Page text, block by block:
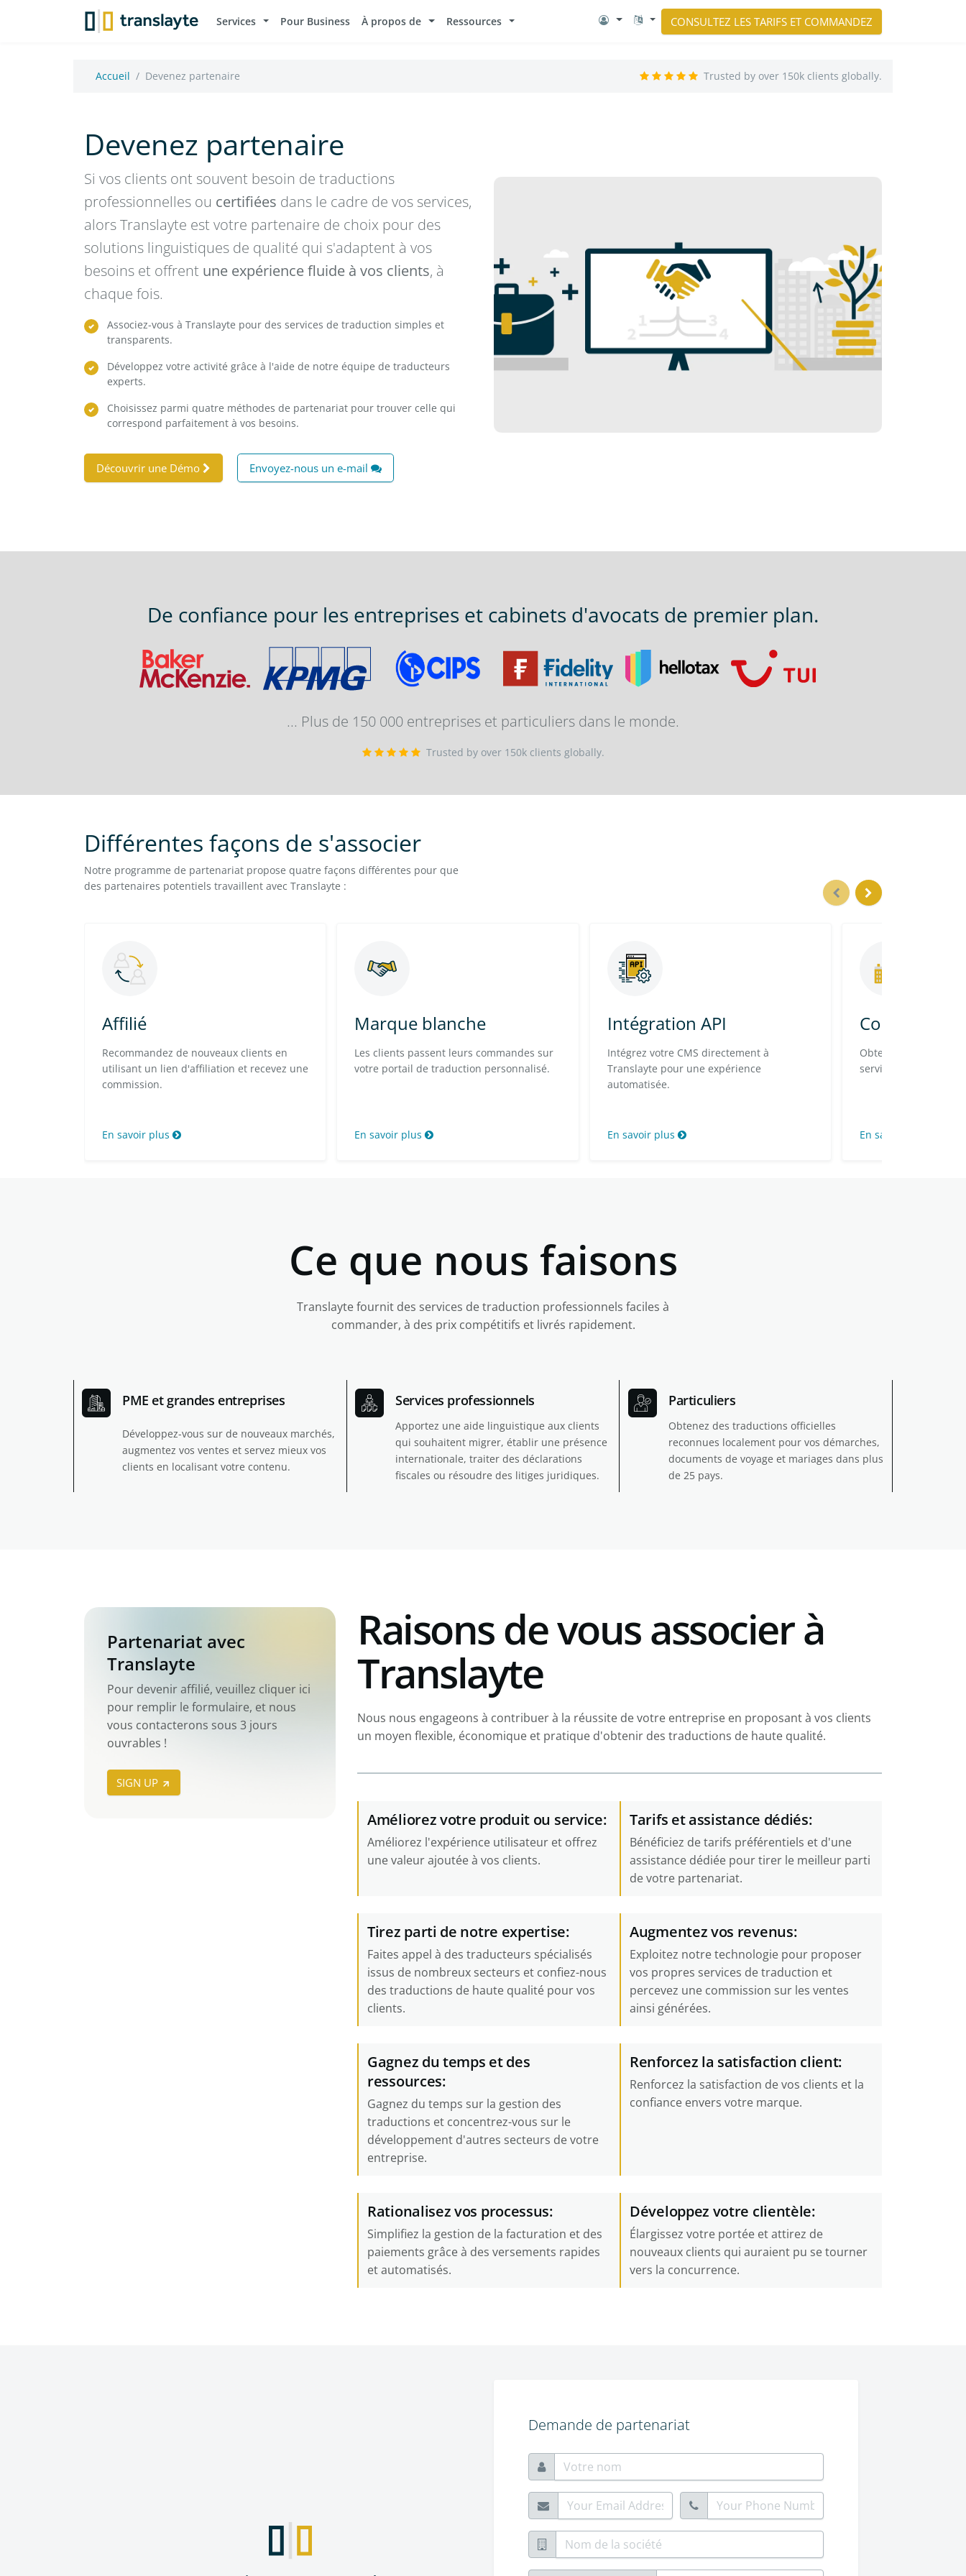
Services Pour Business À propos de Ressources CONSULTEZ LES TARIFS ET COMMANDEZ
Accueil Devenez partenaire Trusted by over 150k clients globally.
Devenez partenaire
Si vos clients ont souvent besoin de traductions
professionnelles ou certifiées dans le cadre de vos services,
alors Translayte est votre partenaire de choix pour des
solutions linguistiques de qualité qui s'adaptent à vos
besoins et offrent une expérience fluide à vos clients, à
chaque fois.
Associez-vous à Translayte pour des services de traduction simples et
transparents.
Développez votre activité grâce à l'aide de notre équipe de traducteurs
experts.
Choisissez parmi quatre méthodes de partenariat pour trouver celle qui
correspond parfaitement à vos besoins.
Découvrir une Démo Envoyez-nous un e-mail
De confiance pour les entreprises et cabinets d'avocats de premier plan.
... Plus de 150 000 entreprises et particuliers dans le monde.
Trusted by over 150k clients globally.
Différentes façons de s'associer
Notre programme de partenariat propose quatre façons différentes pour que
des partenaires potentiels travaillent avec Translayte :
Affilié
Recommandez de nouveaux clients en
utilisant un lien d'affiliation et recevez une
commission.
En savoir plus
Marque blanche
Les clients passent leurs commandes sur
votre portail de traduction personnalisé.
En savoir plus
Intégration API
Intégrez votre CMS directement à
Translayte pour une expérience
automatisée.
En savoir plus
Compte
Obtenez des tarifs
services de
En savoir plus
Ce que nous faisons
Translayte fournit des services de traduction professionnels faciles à
commander, à des prix compétitifs et livrés rapidement.
PME et grandes entreprises
Développez-vous sur de nouveaux marchés,
augmentez vos ventes et servez mieux vos
clients en localisant votre contenu.
Services professionnels
Apportez une aide linguistique aux clients
qui souhaitent migrer, établir une présence
internationale, traiter des déclarations
fiscales ou résoudre des litiges juridiques.
Particuliers
Obtenez des traductions officielles
reconnues localement pour vos démarches,
documents de voyage et mariages dans plus
de 25 pays.
Partenariat avec
Translayte
Pour devenir affilié, veuillez cliquer ici
pour remplir le formulaire, et nous
vous contacterons sous 3 jours
ouvrables !
SIGN UP
Raisons de vous associer à
Translayte
Nous nous engageons à contribuer à la réussite de votre entreprise en proposant à vos clients
un moyen flexible, économique et pratique d'obtenir des traductions de haute qualité.
Améliorez votre produit ou service:
Améliorez l'expérience utilisateur et offrez
une valeur ajoutée à vos clients.
Tarifs et assistance dédiés:
Bénéficiez de tarifs préférentiels et d'une
assistance dédiée pour tirer le meilleur parti
de votre partenariat.
Tirez parti de notre expertise:
Faites appel à des traducteurs spécialisés
issus de nombreux secteurs et confiez-nous
des traductions de haute qualité pour vos
clients.
Augmentez vos revenus:
Exploitez notre technologie pour proposer
vos propres services de traduction et
percevez une commission sur les ventes
ainsi générées.
Gagnez du temps et des
ressources:
Gagnez du temps sur la gestion des
traductions et concentrez-vous sur le
développement d'autres secteurs de votre
entreprise.
Renforcez la satisfaction client:
Renforcez la satisfaction de vos clients et la
confiance envers votre marque.
Rationalisez vos processus:
Simplifiez la gestion de la facturation et des
paiements grâce à des versements rapides
et automatisés.
Développez votre clientèle:
Élargissez votre portée et attirez de
nouveaux clients qui auraient pu se tourner
vers la concurrence.
Demande de partenariat
Votre nom
Adresse email Your Phone Number
Nom de la société